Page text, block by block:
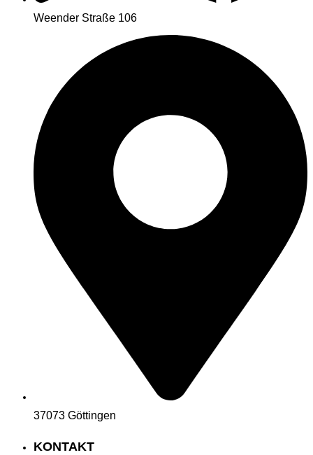
Weender Straße 106
37073 Göttingen
KONTAKT